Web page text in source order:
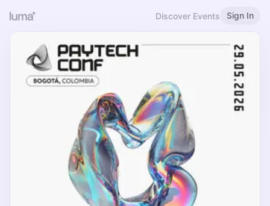
Discover Events Sign In